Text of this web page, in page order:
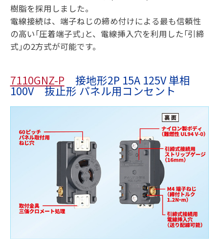
樹脂を採用しました。
電線接続は、端子ねじの締め付けによる最も信頼性
の高い｢圧着端子式｣と、電線挿入穴を利用した｢引締
式｣の2方式が可能です。
7110GNZ-P 接地形2P 15A 125V 単相
100V 抜止形 パネル用コンセント